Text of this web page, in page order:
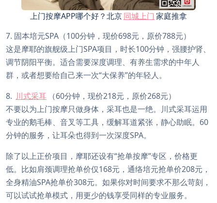
上门按摩APP哪个好？北京同城上门 家庭推拿
7. 固本培元SPA（100分钟，现价698元，原价788元）
这是摩耶的旗舰级上门SPA项目，时长100分钟，强腰护肾、
调节阴阳平衡。适合需要深度调理、有养生需求的中年人
群，或者想要给自己来一次“大保养”的年轻人。
8. 川式采耳 （60分钟，现价218元，原价268元）
不要以为上门按摩只做身体，采耳也是一绝。川式采耳运用
专业的鹅毛棒、音叉等工具，缓解耳道紧张，静心助眠。60
分钟的服务，让耳朵也得到一次深度SPA。
除了以上正价项目，摩耶还设有“抢单按摩”专区，价格更
低。比如肩颈调理抢单价仅168元，通络培元抢单价208元，
全身精油SPA抢单价308元。如果你对时间要求不那么苛刻，
可以试试抢单模式，用更少的钱享受同样的专业服务。